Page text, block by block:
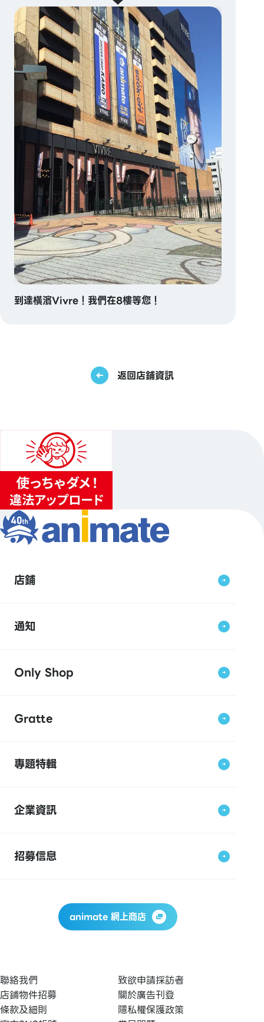
到達橫濱Vivre！我們在8樓等您！
返回店鋪資訊
店鋪
通知
Only Shop
Gratte
專題特輯
企業資訊
招募信息
animate 網上商店
聯絡我們
致欲申請採訪者
店鋪物件招募
關於廣告刊登
條款及細則
隱私權保護政策